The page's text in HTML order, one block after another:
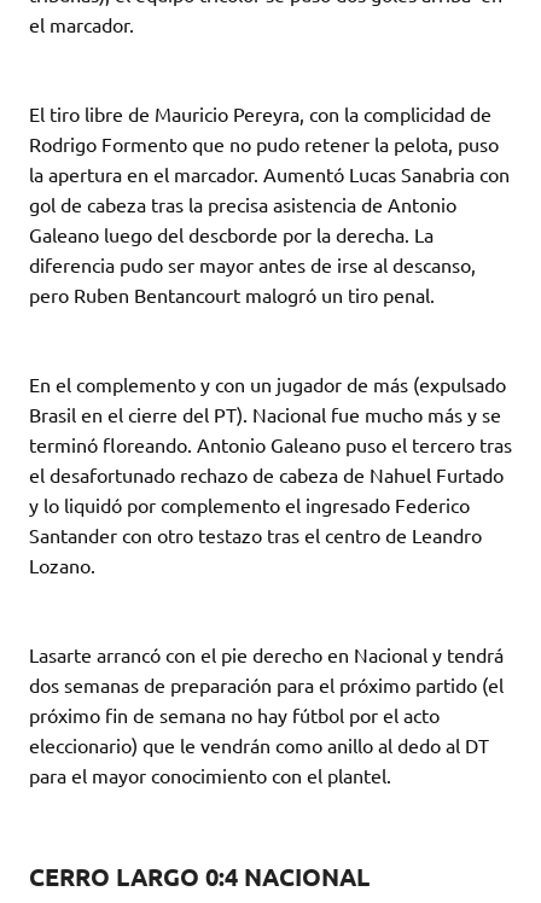
el marcador.
El tiro libre de Mauricio Pereyra, con la complicidad de
Rodrigo Formento que no pudo retener la pelota, puso
la apertura en el marcador. Aumentó Lucas Sanabria con
gol de cabeza tras la precisa asistencia de Antonio
Galeano luego del descborde por la derecha. La
diferencia pudo ser mayor antes de irse al descanso,
pero Ruben Bentancourt malogró un tiro penal.
En el complemento y con un jugador de más (expulsado
Brasil en el cierre del PT). Nacional fue mucho más y se
terminó floreando. Antonio Galeano puso el tercero tras
el desafortunado rechazo de cabeza de Nahuel Furtado
y lo liquidó por complemento el ingresado Federico
Santander con otro testazo tras el centro de Leandro
Lozano.
Lasarte arrancó con el pie derecho en Nacional y tendrá
dos semanas de preparación para el próximo partido (el
próximo fin de semana no hay fútbol por el acto
eleccionario) que le vendrán como anillo al dedo al DT
para el mayor conocimiento con el plantel.
CERRO LARGO 0:4 NACIONAL